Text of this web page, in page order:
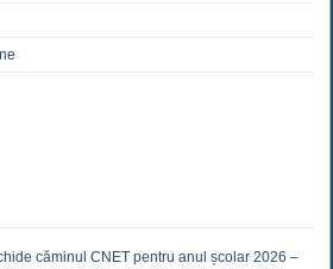
căminul CNET pentru anul școlar 2026 –